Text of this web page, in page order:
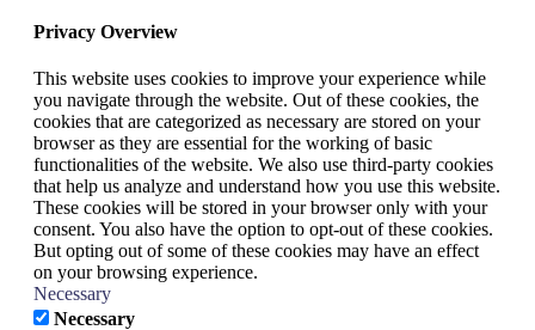
Privacy Overview
This website uses cookies to improve your experience while
you navigate through the website. Out of these cookies, the
cookies that are categorized as necessary are stored on your
browser as they are essential for the working of basic
functionalities of the website. We also use third-party cookies
that help us analyze and understand how you use this website.
These cookies will be stored in your browser only with your
consent. You also have the option to opt-out of these cookies.
But opting out of some of these cookies may have an effect
on your browsing experience.
Necessary
Necessary